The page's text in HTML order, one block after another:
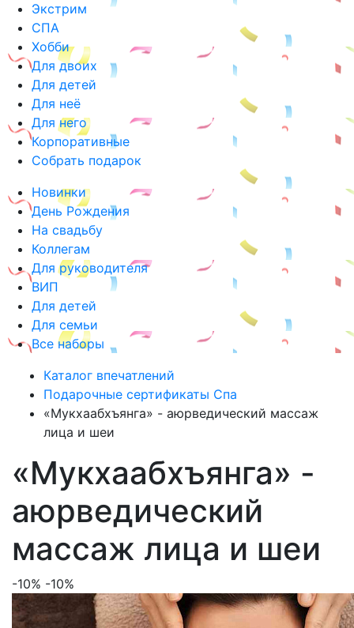
Экстрим
СПА
Хобби
Для двоих
Для детей
Для неё
Для него
Корпоративные
Собрать подарок
Новинки
День Рождения
На свадьбу
Коллегам
Для руководителя
ВИП
Для детей
Для семьи
Все наборы
Каталог впечатлений
Подарочные сертификаты Спа
«Мукхаабхъянга» - аюрведический массаж
лица и шеи
«Мукхаабхъянга» -
аюрведический
массаж лица и шеи
-10% -10%